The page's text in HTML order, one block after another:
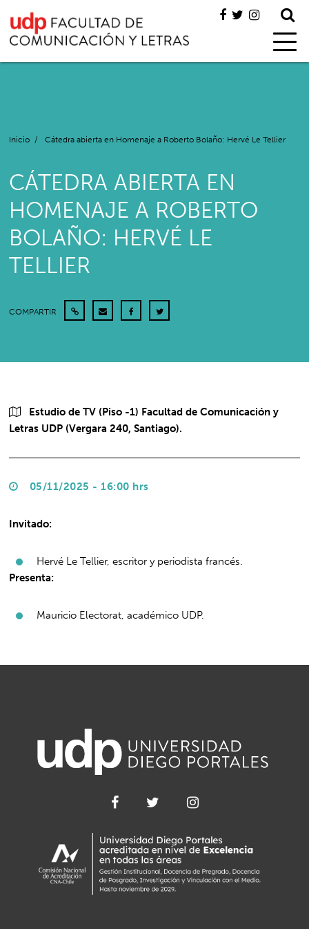
Inicio / Cátedra abierta en Homenaje a Roberto Bolaño: Hervé Le Tellier
CÁTEDRA ABIERTA EN
HOMENAJE A ROBERTO
BOLAÑO: HERVÉ LE
TELLIER
COMPARTIR
Estudio de TV (Piso -1) Facultad de Comunicación y
Letras UDP (Vergara 240, Santiago).
05/11/2025 - 16:00 hrs
Invitado:
Hervé Le Tellier, escritor y periodista francés.
Presenta:
Mauricio Electorat, académico UDP.